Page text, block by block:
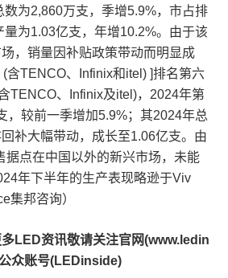
数为2,860万支，季增5.9%，市占排
为1.03亿支，年增10.2%。由于该
，销量因补贴政策带动而明显成
含TENCO、Infinix和itel) ]排名第六
TENCO、Infinix及itel)，2024年第
，较前一季增加5.9%；其2024年总
补大幅带动，成长至1.06亿支。由
据点在中国以外的新兴市场，未能
年下半年的生产表现略逊于Viv
集邦咨询）
LED资讯敬请关注官网(www.ledin
众账号(LEDinside)